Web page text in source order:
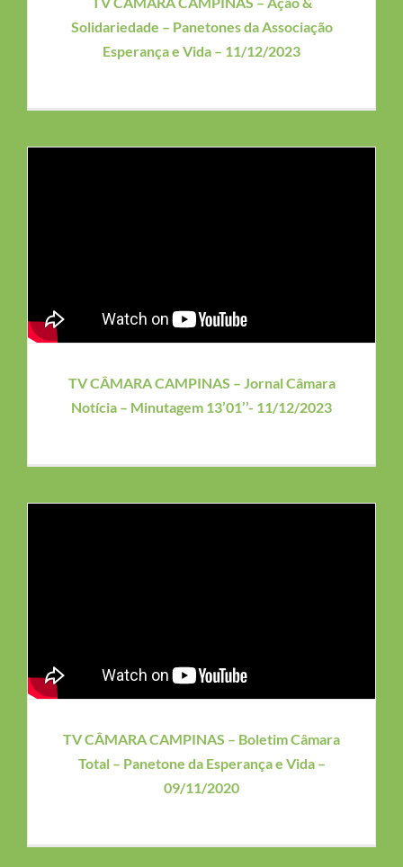
Solidariedade – Panetones da Associação
Esperança e Vida – 11/12/2023
TV CÂMARA CAMPINAS – Jornal Câmara
Notícia – Minutagem 13’01’’- 11/12/2023
TV CÂMARA CAMPINAS – Boletim Câmara
Total – Panetone da Esperança e Vida –
09/11/2020